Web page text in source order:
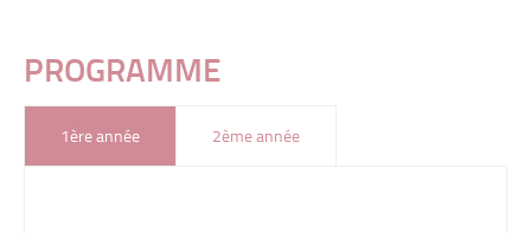
PROGRAMME
1ère année 2ème année